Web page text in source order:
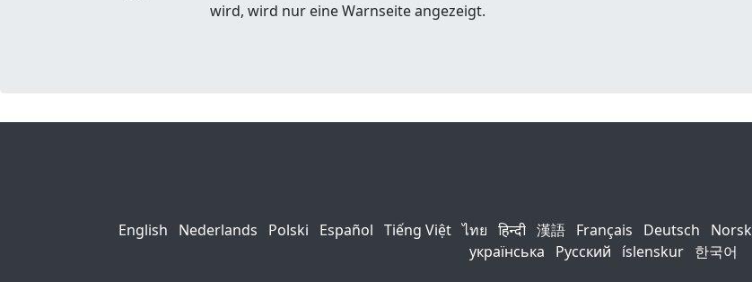
wird, wird nur eine Warnseite angezeigt.
English Nederlands Polski Español Tiếng Việt ไทย हिन्दी 漢語 Français Deutsch Norsk
українська
Русский íslenskur 한국어